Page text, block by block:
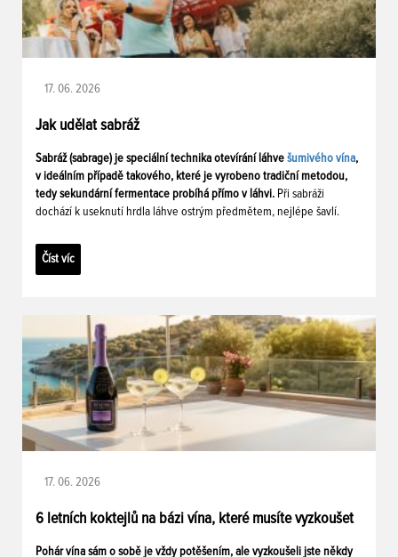
17. 06. 2026
Jak udělat sabráž
Sabráž (sabrage) je speciální technika otevírání láhve šumivého vína,
v ideálním případě takového, které je vyrobeno tradiční metodou,
tedy sekundární fermentace probíhá přímo v láhvi. Při sabráži
dochází k useknutí hrdla láhve ostrým předmětem, nejlépe šavlí.
Číst víc
17. 06. 2026
6 letních koktejlů na bázi vína, které musíte vyzkoušet
Pohár vína sám o sobě je vždy potěšením, ale vyzkoušeli jste někdy